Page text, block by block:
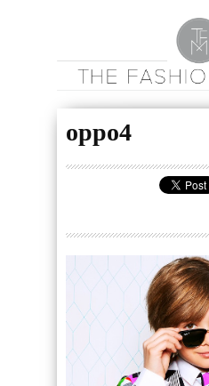
oppo4